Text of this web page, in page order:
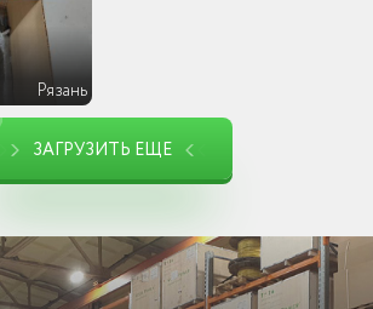
Рязань
ЗАГРУЗИТЬ ЕЩЕ